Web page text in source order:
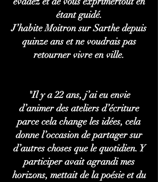
étant guidé.
J’habite Moitron sur Sarthe depuis
quinze ans et ne voudrais pas
retourner vivre en ville.
"Il y a 22 ans, j’ai eu envie
d’animer des ateliers d’écriture
parce cela change les idées, cela
donne l’occasion de partager sur
d’autres choses que le quotidien. Y
participer avait agrandi mes
horizons, mettait de la poésie et du